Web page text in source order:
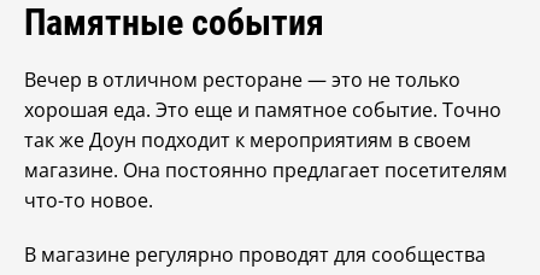
Памятные события
Вечер в отличном ресторане — это не только
хорошая еда. Это еще и памятное событие. Точно
так же Доун подходит к мероприятиям в своем
магазине. Она постоянно предлагает посетителям
что-то новое.
В магазине регулярно проводят для сообщества